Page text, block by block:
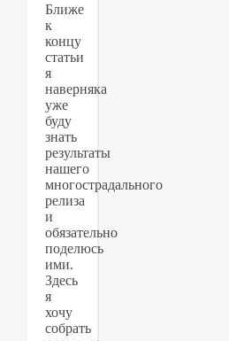
Ближе
к
концу
статьи
я
наверняка
уже
буду
знать
результаты
нашего
многострадального
релиза
и
обязательно
поделюсь
ими.
Здесь
я
хочу
собрать